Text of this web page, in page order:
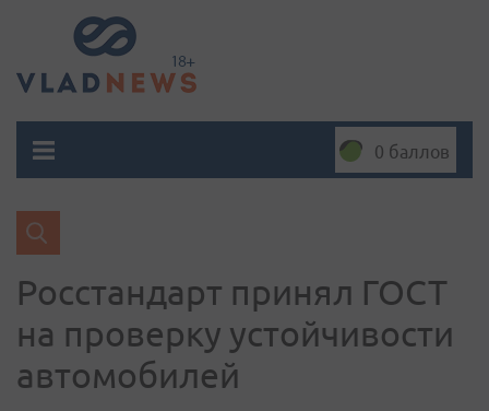
0 баллов
Росстандарт принял ГОСТ
на проверку устойчивости
автомобилей